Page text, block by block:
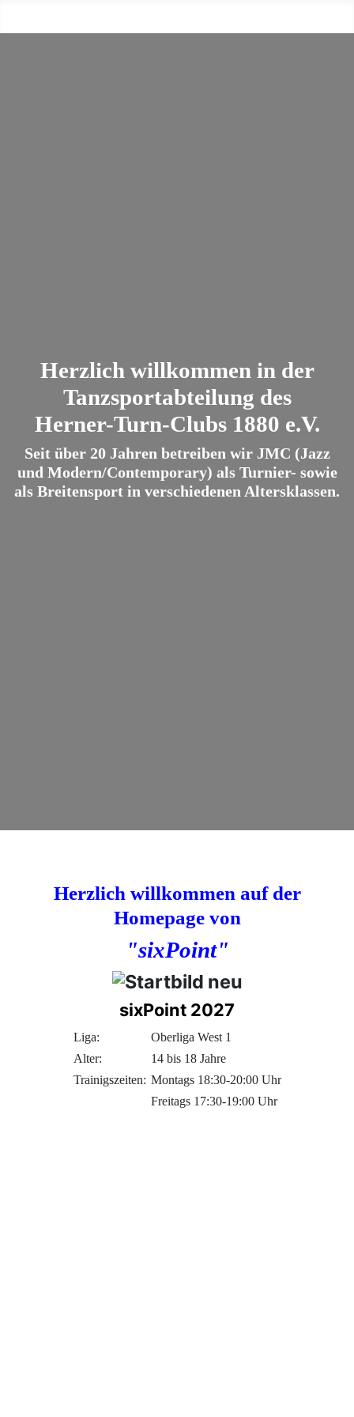
Herzlich willkommen in der
Tanzsportabteilung des
Herner-Turn-Clubs 1880 e.V.
Seit über 20 Jahren betreiben wir JMC (Jazz
und Modern/Contemporary) als Turnier- sowie
als Breitensport in verschiedenen Altersklassen.
Herzlich willkommen auf der
Homepage von
"sixPoint"
sixPoint 2027
Liga:
Oberliga West 1
Alter:
14 bis 18 Jahre
Trainigszeiten: Montags 18:30-20:00 Uhr
Freitags 17:30-19:00 Uhr